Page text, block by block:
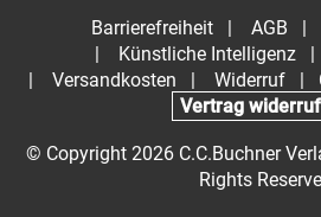
Barrierefreiheit | AGB |
|
Künstliche Intelligenz |
|
Versandkosten | Widerruf |
Vertrag
© Copyright 2026 C.C.Buchner
Rights